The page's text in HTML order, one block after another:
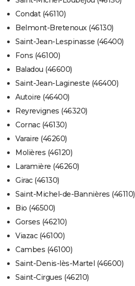
Condat (46110)
Belmont-Bretenoux (46130)
Saint-Jean-Lespinasse (46400)
Fons (46100)
Baladou (46600)
Saint-Jean-Lagineste (46400)
Autoire (46400)
Reyrevignes (46320)
Cornac (46130)
Varaire (46260)
Molières (46120)
Laramière (46260)
Girac (46130)
Saint-Michel-de-Bannières (46110)
Bio (46500)
Gorses (46210)
Viazac (46100)
Cambes (46100)
Saint-Denis-lès-Martel (46600)
Saint-Cirgues (46210)